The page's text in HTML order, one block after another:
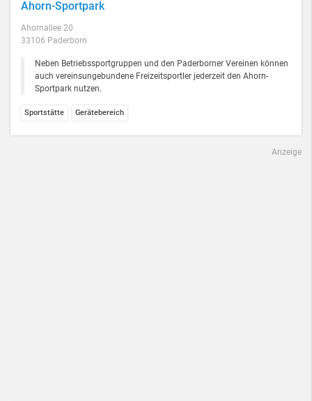
Ahorn-Sportpark
Ahornallee 20
33106 Paderborn
Neben Betriebssportgruppen und den Paderborner Vereinen können
auch vereinsungebundene Freizeitsportler jederzeit den Ahorn-
Sportpark nutzen.
Sportstätte Gerätebereich
Anzeige